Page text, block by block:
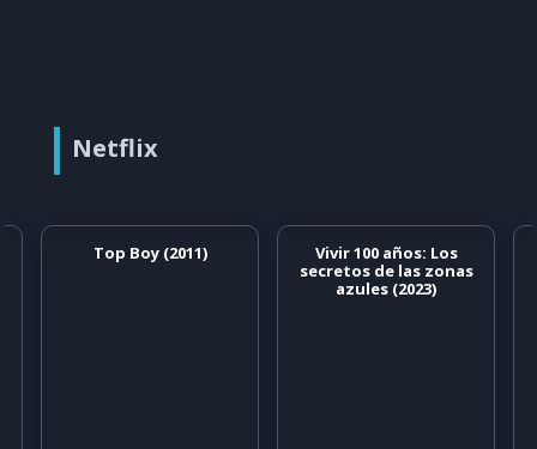
Netflix
Top Boy (2011)
Vivir 100 años: Los
secretos de las zonas
azules (2023)